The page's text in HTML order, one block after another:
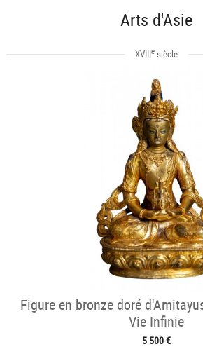
Arts d'Asie
XVIIIe siècle
Figure en bronze doré
Vie Infinie
5 500 €